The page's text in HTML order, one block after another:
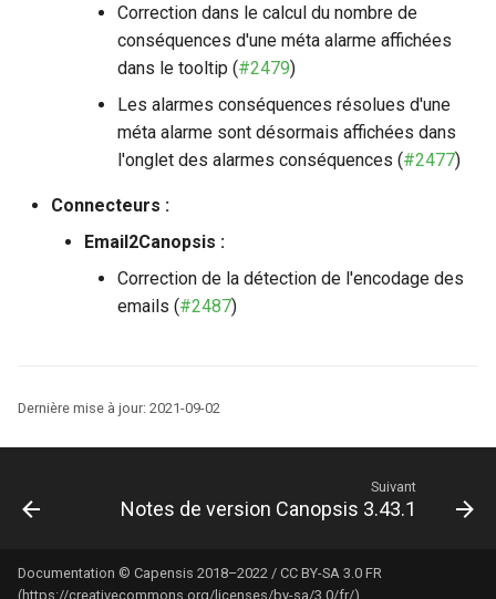
Correction dans le calcul du nombre de
conséquences d'une méta alarme affichées
dans le tooltip (#2479)
Les alarmes conséquences résolues d'une
méta alarme sont désormais affichées dans
l'onglet des alarmes conséquences (#2477)
Connecteurs :
Email2Canopsis :
Correction de la détection de l'encodage des
emails (#2487)
Dernière mise à jour: 2021-09-02
Suivant
Notes de version Canopsis 3.43.1
Documentation © Capensis 2018–2022 / CC BY-SA 3.0 FR
(https://creativecommons.org/licenses/by-sa/3.0/fr/)